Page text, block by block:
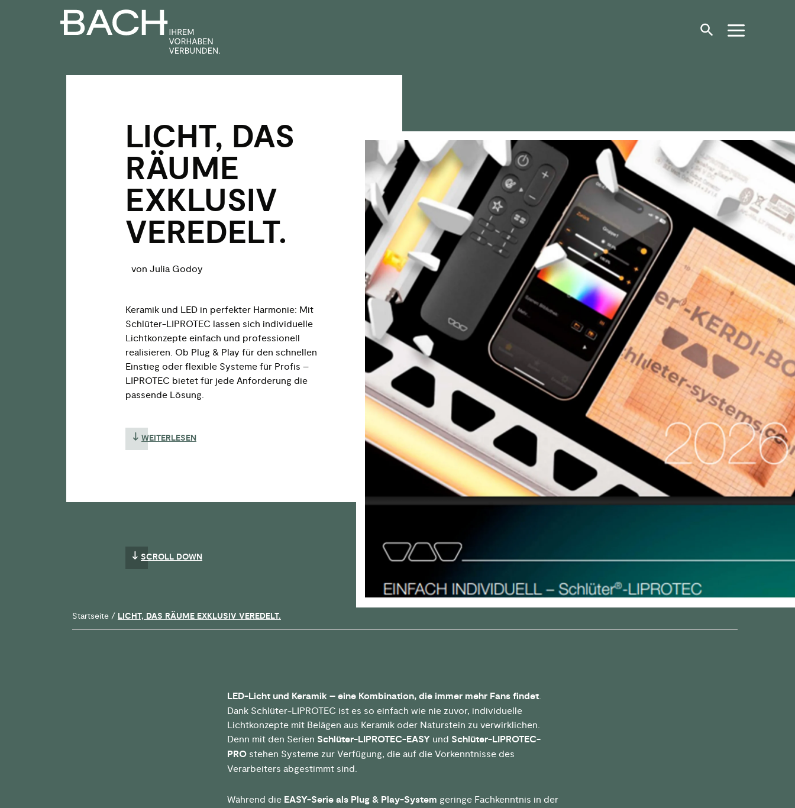
LICHT, DAS
RÄUME
EXKLUSIV
VEREDELT.
von Julia Godoy
Keramik und LED in perfekter Harmonie: Mit
Schlüter-LIPROTEC lassen sich individuelle
Lichtkonzepte einfach und professionell
realisieren. Ob Plug & Play für den schnellen
Einstieg oder flexible Systeme für Profis –
LIPROTEC bietet für jede Anforderung die
passende Lösung.
WEITERLESEN
SCROLL DOWN
Startseite / LICHT, DAS RÄUME EXKLUSIV VEREDELT.
LED-Licht und Keramik – eine Kombination, die immer mehr Fans findet.
Dank Schlüter-LIPROTEC ist es so einfach wie nie zuvor, individuelle
Lichtkonzepte mit Belägen aus Keramik oder Naturstein zu verwirklichen.
Denn mit den Serien Schlüter-LIPROTEC-EASY und Schlüter-LIPROTEC-
PRO stehen Systeme zur Verfügung, die auf die Vorkenntnisse des
Verarbeiters abgestimmt sind.
Während die EASY-Serie als Plug & Play-System geringe Fachkenntnis in der